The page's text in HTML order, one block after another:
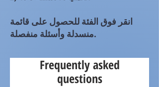
انقر فوق الفئة للحصول على قائمة
منسدلة وأسئلة منفصلة.
Frequently asked
questions